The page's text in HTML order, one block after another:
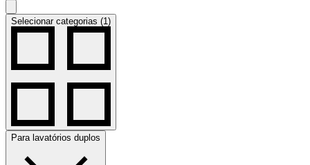
Selecionar categorias (1)
Para lavatórios duplos